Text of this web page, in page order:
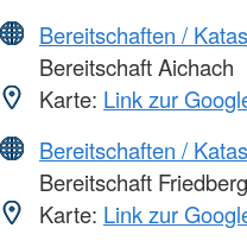
Bereitschaften /
Bereitschaft Aichach
Karte: Link zur
Bereitschaften /
Bereitschaft Friedberg
Karte: Link zur